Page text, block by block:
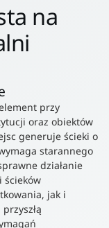
na
przy
oraz obiektów
generuje ścieki o
starannego
działanie
ścieków
jak i